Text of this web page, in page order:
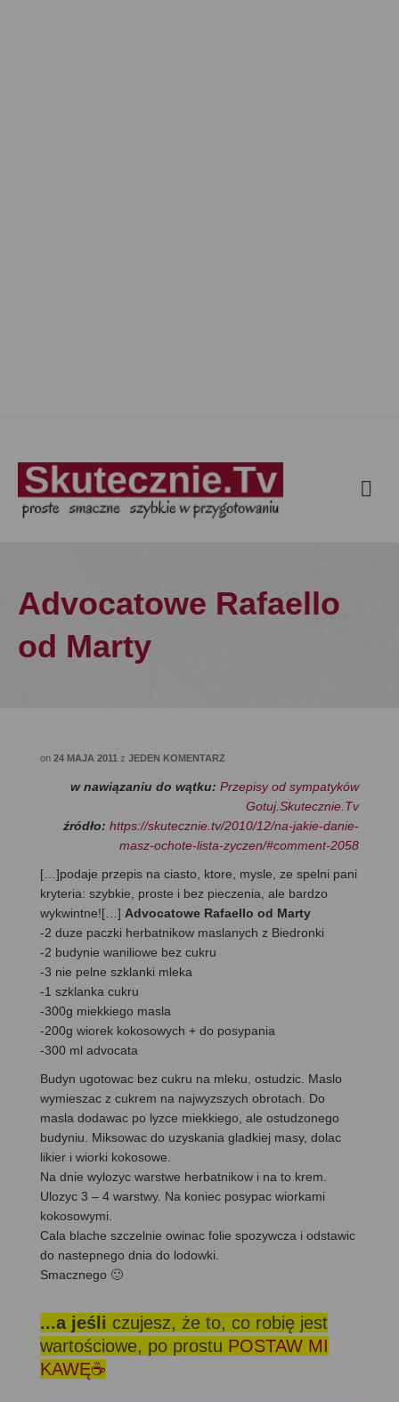
Advocatowe Rafaello
od Marty
on 24 MAJA 2011 z JEDEN KOMENTARZ
w nawiązaniu do wątku: Przepisy od sympatyków
Gotuj.Skutecznie.Tv
źródło: https://skutecznie.tv/2010/12/na-jakie-danie-
masz-ochote-lista-zyczen/#comment-2058
[…]podaje przepis na ciasto, ktore, mysle, ze spelni pani
kryteria: szybkie, proste i bez pieczenia, ale bardzo
wykwintne![…] Advocatowe Rafaello od Marty
-2 duze paczki herbatnikow maslanych z Biedronki
-2 budynie waniliowe bez cukru
-3 nie pelne szklanki mleka
-1 szklanka cukru
-300g miekkiego masla
-200g wiorek kokosowych + do posypania
-300 ml advocata
Budyn ugotowac bez cukru na mleku, ostudzic. Maslo
wymieszac z cukrem na najwyzszych obrotach. Do
masla dodawac po lyzce miekkiego, ale ostudzonego
budyniu. Miksowac do uzyskania gladkiej masy, dolac
likier i wiorki kokosowe.
Na dnie wylozyc warstwe herbatnikow i na to krem.
Ulozyc 3 – 4 warstwy. Na koniec posypac wiorkami
kokosowymi.
Cala blache szczelnie owinac folie spozywcza i odstawic
do nastepnego dnia do lodowki.
Smacznego 🙂
...a jeśli czujesz, że to, co robię jest
wartościowe, po prostu POSTAW MI
KAWĘ☕